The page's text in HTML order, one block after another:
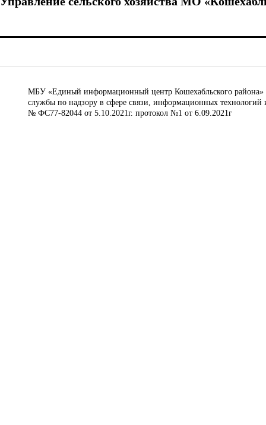
МБУ «Единый информационный центр Кошехабльского района»
службы по надзору в сфере связи, информационных
№ ФС77-82044 от 5.10.2021г. протокол №1 от 6.09.2021г